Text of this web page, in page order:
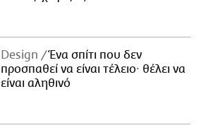
Design
Ένα σπίτι που δεν
προσπαθεί να είναι τέλειο· θέλει να
είναι αληθινό